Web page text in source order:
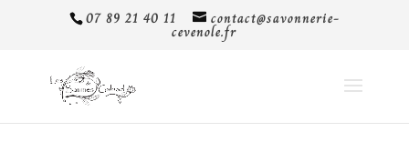
07 89 21 40 11 contact@savonnerie-
cevenole.fr